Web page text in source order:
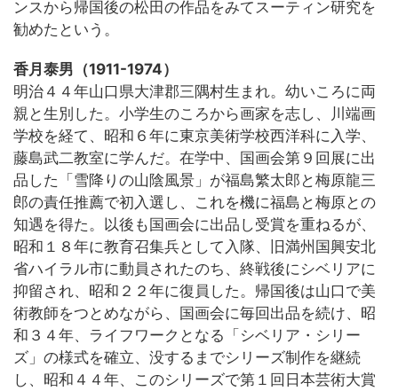
ンスから帰国後の松田の作品をみてスーティン研究を
勧めたという。
香月泰男（1911-1974）
明治４４年山口県大津郡三隅村生まれ。幼いころに両
親と生別した。小学生のころから画家を志し、川端画
学校を経て、昭和６年に東京美術学校西洋科に入学、
藤島武二教室に学んだ。在学中、国画会第９回展に出
品した「雪降りの山陰風景」が福島繁太郎と梅原龍三
郎の責任推薦で初入選し、これを機に福島と梅原との
知遇を得た。以後も国画会に出品し受賞を重ねるが、
昭和１８年に教育召集兵として入隊、旧満州国興安北
省ハイラル市に動員されたのち、終戦後にシベリアに
抑留され、昭和２２年に復員した。帰国後は山口で美
術教師をつとめながら、国画会に毎回出品を続け、昭
和３４年、ライフワークとなる「シベリア・シリー
ズ」の様式を確立、没するまでシリーズ制作を継続
し、昭和４４年、このシリーズで第１回日本芸術大賞